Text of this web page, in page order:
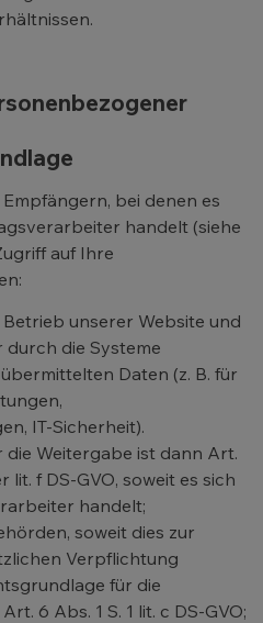
bei denen es
handelt (siehe
auf Ihre
unserer Website und
die Systeme
Daten (z. B. für
IT-Sicherheit).
Weitergabe ist dann Art.
lit. f DS-GVO, soweit es sich
handelt;
soweit dies zur
Verpflichtung
für die
6 Abs. 1 S. 1 lit. c DS-GVO;